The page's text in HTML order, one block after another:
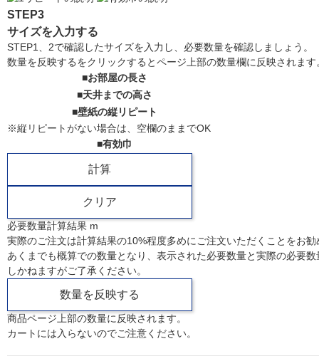
STEP3
サイズを入力する
STEP1、2で確認したサイズを入力し、必要数量を確認しましょう。
数量を反映するをクリックするとページ上部の数量欄に反映されます
■お部屋の長さ
■天井までの高さ
■壁紙の縦リピート
※縦リピートがない場合は、空欄のままでOK
■有効巾
必要数量計算結果 m
実際のご注文は計算結果の10%程度多めにご注文いただくことをお
あくまでも概算での数量となり、表示された必要数量と実際の必要
しかねますがご了承ください。
商品ページ上部の数量に反映されます。
カートには入らないのでご注意ください。